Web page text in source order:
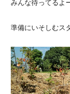
みんな待ってるよ
準備にいそしむス